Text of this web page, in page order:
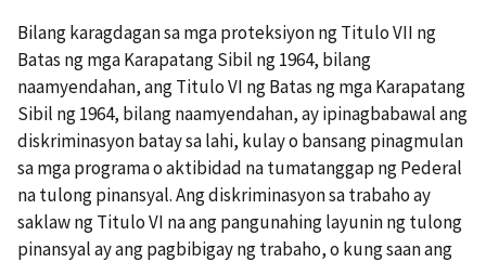
Bilang karagdagan sa mga proteksiyon ng Titulo VII ng
Batas ng mga Karapatang Sibil ng 1964, bilang
naamyendahan, ang Titulo VI ng Batas ng mga Karapatang
Sibil ng 1964, bilang naamyendahan, ay ipinagbabawal ang
diskriminasyon batay sa lahi, kulay o bansang pinagmulan
sa mga programa o aktibidad na tumatanggap ng Pederal
na tulong pinansyal. Ang diskriminasyon sa trabaho ay
saklaw ng Titulo VI na ang pangunahing layunin ng tulong
pinansyal ay ang pagbibigay ng trabaho, o kung saan ang